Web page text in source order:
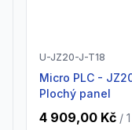
U-JZ20-J-T18
Micro PLC - JZ20 _ 24 V; DC; 8 DI; 4 AI; 8 TO;
Plochý panel
4 909,00 Kč / 1